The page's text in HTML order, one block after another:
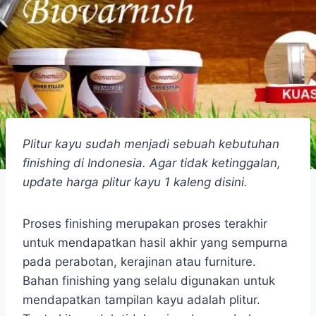
Plitur kayu sudah menjadi sebuah kebutuhan
finishing di Indonesia. Agar tidak ketinggalan,
update harga plitur kayu 1 kaleng disini.
Proses finishing merupakan proses terakhir
untuk mendapatkan hasil akhir yang sempurna
pada perabotan, kerajinan atau furniture.
Bahan finishing yang selalu digunakan untuk
mendapatkan tampilan kayu adalah plitur.